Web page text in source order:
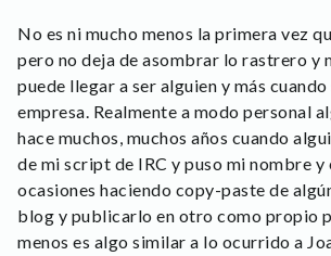
No es ni mucho menos la primera vez
pero no deja de asombrar lo rastrero y
puede llegar a ser alguien y más
empresa. Realmente a modo personal
hace muchos, muchos años cuando
de mi script de IRC y puso mi nombre y
ocasiones haciendo copy-paste de
blog y publicarlo en otro como propio
menos es algo similar a lo ocurrido a